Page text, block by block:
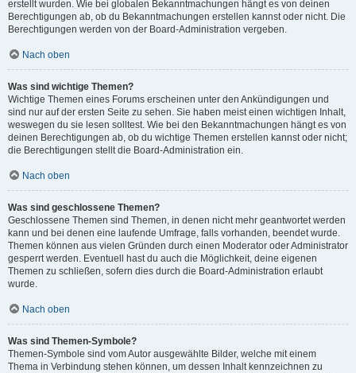
erstellt wurden. Wie bei globalen Bekanntmachungen hängt es von deinen
Berechtigungen ab, ob du Bekanntmachungen erstellen kannst oder nicht. Die
Berechtigungen werden von der Board-Administration vergeben.
Nach oben
Was sind wichtige Themen?
Wichtige Themen eines Forums erscheinen unter den Ankündigungen und
sind nur auf der ersten Seite zu sehen. Sie haben meist einen wichtigen Inhalt,
weswegen du sie lesen solltest. Wie bei den Bekanntmachungen hängt es von
deinen Berechtigungen ab, ob du wichtige Themen erstellen kannst oder nicht;
die Berechtigungen stellt die Board-Administration ein.
Nach oben
Was sind geschlossene Themen?
Geschlossene Themen sind Themen, in denen nicht mehr geantwortet werden
kann und bei denen eine laufende Umfrage, falls vorhanden, beendet wurde.
Themen können aus vielen Gründen durch einen Moderator oder Administrator
gesperrt werden. Eventuell hast du auch die Möglichkeit, deine eigenen
Themen zu schließen, sofern dies durch die Board-Administration erlaubt
wurde.
Nach oben
Was sind Themen-Symbole?
Themen-Symbole sind vom Autor ausgewählte Bilder, welche mit einem
Thema in Verbindung stehen können, um dessen Inhalt kennzeichnen zu